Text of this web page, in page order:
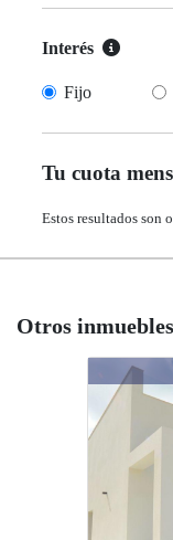
Interés
Fijo
Tu cuota
Estos resultados son
Otros